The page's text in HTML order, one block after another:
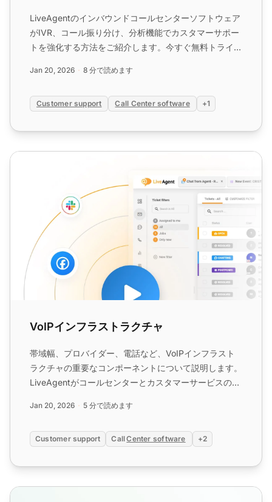
LiveAgentのインバウンドコールセンターソフトウェア
がIVR、コール振り分け、分析機能でカスタマーサポー
トを強化する方法をご紹介します。今すぐ無料トライア
Jan 20, 2026 8 分で読めます
Customer support Call Center software +1
VoIPインフラストラクチャ
VoIPインフラストラクチャ
帯域幅、プロバイダー、電話など、VoIPインフラスト
ラクチャの重要なコンポーネントについて説明します。
LiveAgentがコールセンターとカスタマーサービスの
Jan 20, 2026 5 分で読めます
Customer support CallCenter software +2
IVR（インタラクティブボイスレスポンス）機能